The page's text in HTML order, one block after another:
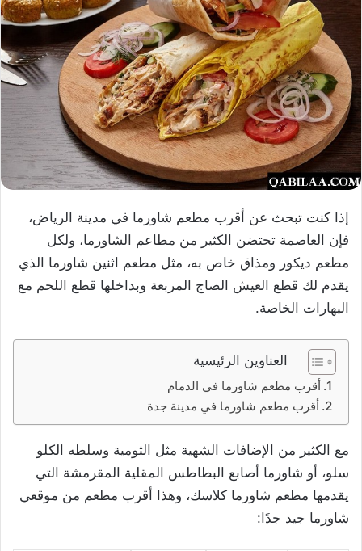
إذا كنت تبحث عن أقرب مطعم شاورما في مدينة الرياض،
فإن العاصمة تحتضن الكثير من مطاعم الشاورما، ولكل
مطعم ديكور ومذاق خاص به، مثل مطعم اثنين شاورما الذي
يقدم لك قطع العيش الصاج المربعة وبداخلها قطع اللحم مع
البهارات الخاصة.
العناوين الرئيسية
أقرب مطعم شاورما في الدمام
أقرب مطعم شاورما في مدينة جدة
مع الكثير من الإضافات الشهية مثل الثومية وسلطه الكلو
سلو، أو شاورما أصابع البطاطس المقلية المقرمشة التي
يقدمها مطعم شاورما كلاسك، وهذا أقرب مطعم من موقعي
شاورما جيد جدًا: